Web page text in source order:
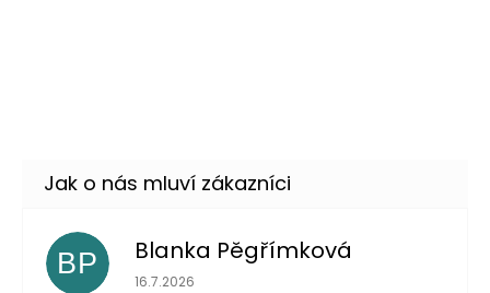
BP Blanka Pěgřímková
Hodnocení obchodu je 5 z 5 hvězdiček.
16.7.2026